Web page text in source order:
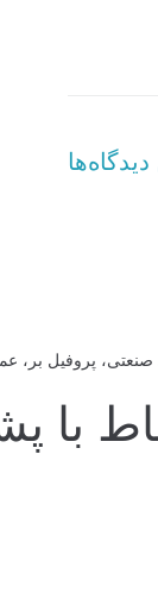
دیدگاه‌ها
پروفیل بر،
با